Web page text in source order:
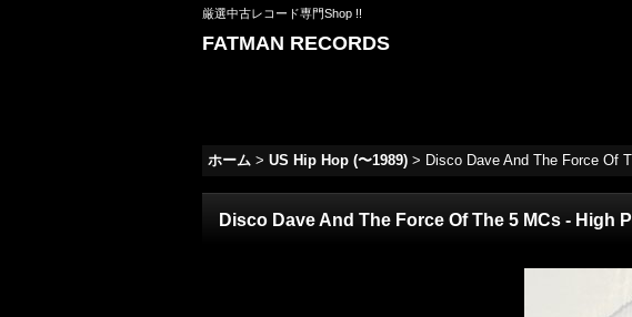
厳選中古レコード専門Shop !!
FATMAN RECORDS
ホーム > US Hip Hop (〜1989) > Disco Dave And The Force Of
Disco Dave And The Force Of The 5 MCs - High